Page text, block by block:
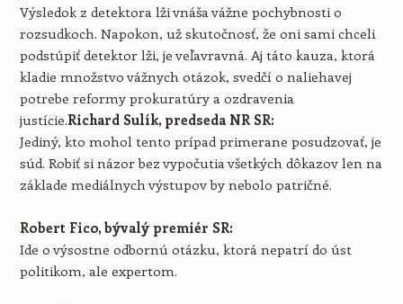
Výsledok z detektora lži vnáša vážne pochybnosti o
rozsudkoch. Napokon, už skutočnosť, že oni sami chceli
podstúpiť detektor lži, je veľavravná. Aj táto kauza, ktorá
kladie množstvo vážnych otázok, svedčí o naliehavej
potrebe reformy prokuratúry a ozdravenia
justície.Richard Sulík, predseda NR SR:
Jediný, kto mohol tento prípad primerane posudzovať, je
súd. Robiť si názor bez vypočutia všetkých dôkazov len na
základe mediálnych výstupov by nebolo patričné.
Robert Fico, bývalý premiér SR:
Ide o výsostne odbornú otázku, ktorá nepatrí do úst
politikom, ale expertom.